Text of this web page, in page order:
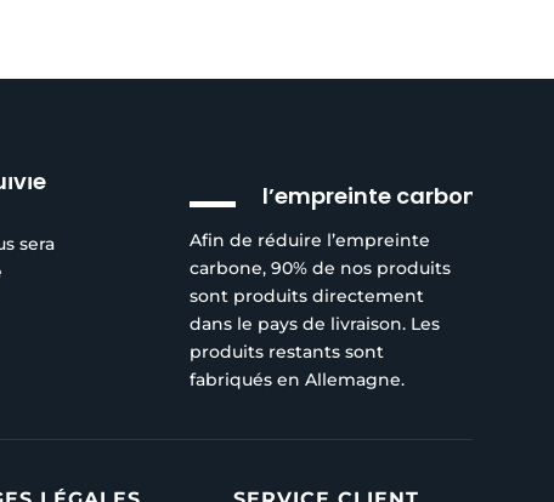
sera
l’empreinte carbone
Afin de réduire l’empreinte
carbone, 90% de nos produits
sont produits directement
dans le pays de livraison. Les
produits restants sont
fabriqués en Allemagne.